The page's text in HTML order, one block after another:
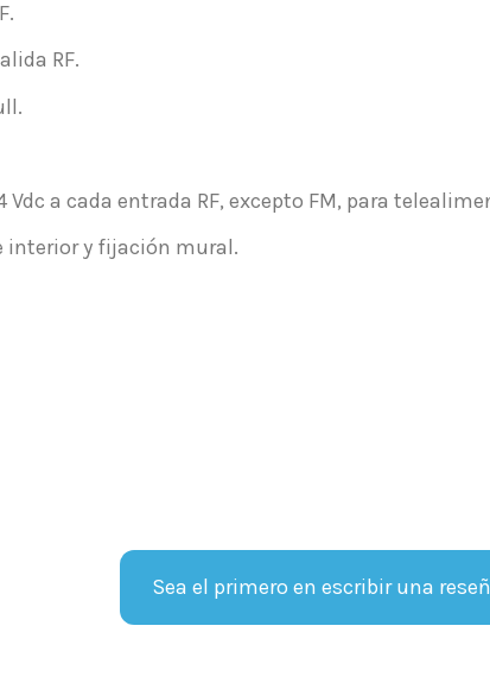
RF.
Vdc a cada entrada RF, excepto FM, para
interior y fijación mural.
Sea el primero en escribir una